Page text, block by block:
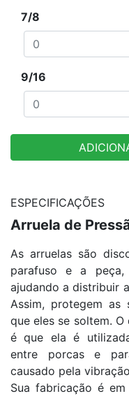
7/8
9/16
ESPECIFICAÇÕES
Arruela de
As arruelas são
parafuso e a
ajudando a distribuir
Assim, protegem as
que eles se soltem.
é que ela é
entre porcas e
causado pela
Sua fabricação é